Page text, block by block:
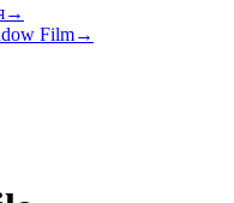
→
Film→